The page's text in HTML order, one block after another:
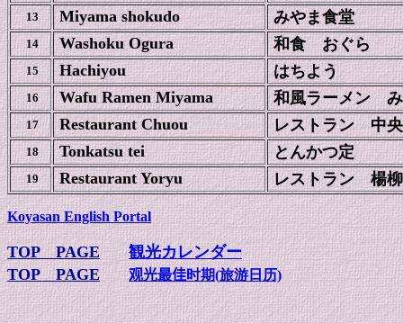
13 Miyama shokudo みやま食堂
14 Washoku Ogura 和食 おぐら
15 Hachiyou はちよう
16 Wafu Ramen Miyama 和風ラーメン
17 Restaurant Chuou レストラン 中央
18 Tonkatsu tei とんかつ定
19 Restaurant Yoryu レストラン 楊柳
Koyasan English Portal
TOP PAGE
観光カレンダー
TOP PAGE
观光最佳时期(旅游日历)